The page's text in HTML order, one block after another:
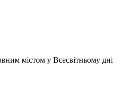
містом у Всесвітньому дні